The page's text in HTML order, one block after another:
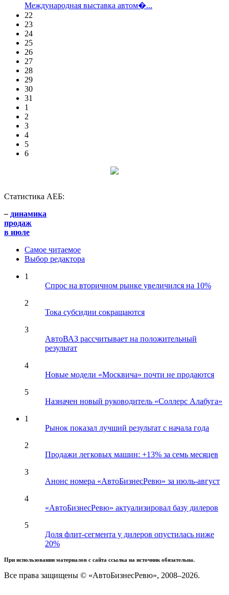
Международная выставка автом�...
22
23
24
25
26
27
28
29
30
31
1
2
3
4
5
6
Статистика АЕБ:
– динамика
продаж
в июле
Самое читаемое
Выбор редактора
1
Спрос на вторичном рынке увеличился на 10%
2
Тока субсидии сокращаются
3
АвтоВАЗ рассчитывает на положительный
результат
4
Новые модели «Москвича» почти не продаются
5
Назначен новый руководитель «Соллерс Алабуга»
1
Рынок показал лучший результат с начала года
2
Продажи легковых машин: +13% за семь месяцев
3
Анонс номера «АвтоБизнесРевю» за июль-август
4
«АвтоБизнесРевю» актуализировал базу дилеров
5
Доля флит-сегмента у дилеров опустилась ниже
20%
При использовании материалов с сайта ссылка на источник обязательна.
Все права защищены © «АвтоБизнесРевю», 2008–2026.